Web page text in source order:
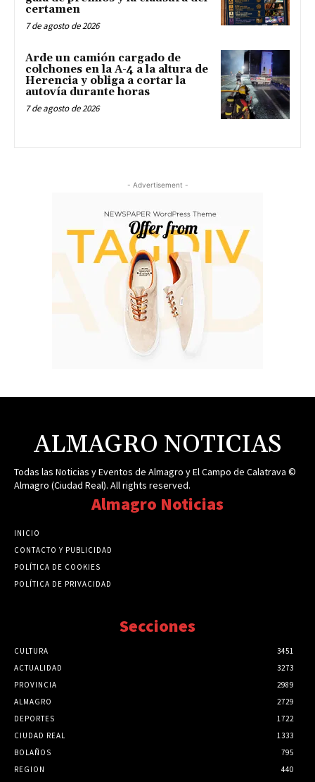
certamen
7 de agosto de 2026
Arde un camión cargado de
colchones en la A-4 a la altura de
Herencia y obliga a cortar la
autovía durante horas
7 de agosto de 2026
- Advertisement -
ALMAGRO NOTICIAS
Todas las Noticias y Eventos de Almagro y El Campo de Calatrava ©
Almagro (Ciudad Real). All rights reserved.
Almagro Noticias
INICIO
CONTACTO Y PUBLICIDAD
POLÍTICA DE COOKIES
POLÍTICA DE PRIVACIDAD
Secciones
CULTURA
3451
ACTUALIDAD
3273
PROVINCIA
2989
ALMAGRO
2729
DEPORTES
1722
CIUDAD REAL
1333
BOLAÑOS
795
REGION
440